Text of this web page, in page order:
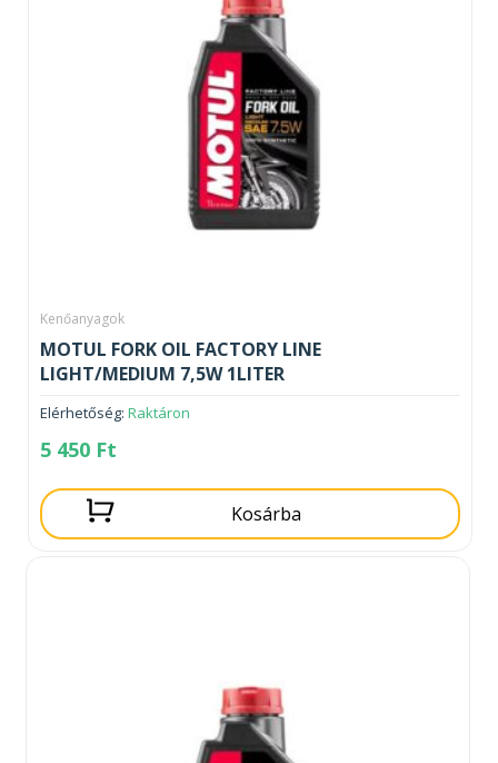
Kenőanyagok
MOTUL FORK OIL FACTORY LINE
LIGHT/MEDIUM 7,5W 1LITER
Elérhetőség: Raktáron
5 450 Ft
Kosárba